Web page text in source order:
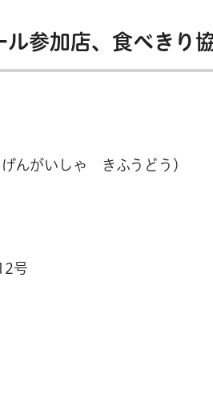
ル参加店、食べきり
んがいしゃ きふうどう）
号